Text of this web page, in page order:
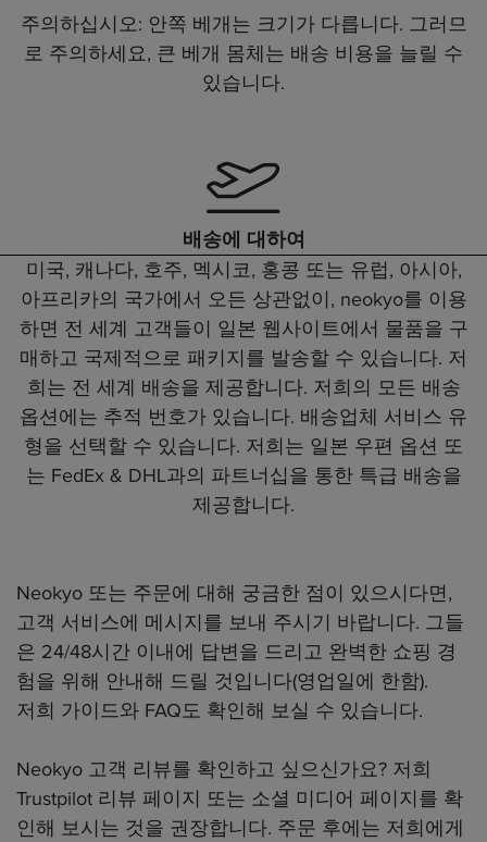
주의하십시오: 안쪽 베개는 크기가 다릅니다. 그러므
로 주의하세요, 큰 베개 몸체는 배송 비용을 늘릴 수
있습니다.
배송에 대하여
미국, 캐나다, 호주, 멕시코, 홍콩 또는 유럽, 아시아,
아프리카의 국가에서 오든 상관없이, neokyo를 이용
하면 전 세계 고객들이 일본 웹사이트에서 물품을 구
매하고 국제적으로 패키지를 발송할 수 있습니다. 저
희는 전 세계 배송을 제공합니다. 저희의 모든 배송
옵션에는 추적 번호가 있습니다. 배송업체 서비스 유
형을 선택할 수 있습니다. 저희는 일본 우편 옵션 또
는 FedEx & DHL과의 파트너십을 통한 특급 배송을
제공합니다.
Neokyo 또는 주문에 대해 궁금한 점이 있으시다면,
고객 서비스에 메시지를 보내 주시기 바랍니다. 그들
은 24/48시간 이내에 답변을 드리고 완벽한 쇼핑 경
험을 위해 안내해 드릴 것입니다(영업일에 한함).
저희 가이드와 FAQ도 확인해 보실 수 있습니다.
Neokyo 고객 리뷰를 확인하고 싶으신가요? 저희
Trustpilot 리뷰 페이지 또는 소셜 미디어 페이지를 확
인해 보시는 것을 권장합니다. 주문 후에는 저희에게